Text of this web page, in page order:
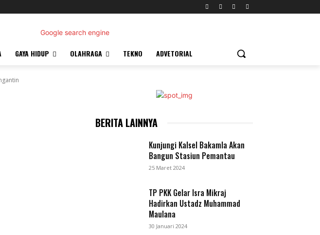
GAYA HIDUP OLAHRAGA TEKNO ADVETORIAL
BERITA LAINNYA
Kunjungi Kalsel Bakamla Akan
Bangun Stasiun Pemantau
25 Maret 2024
TP PKK Gelar Isra Mikraj
Hadirkan Ustadz Muhammad
Maulana
30 Januari 2024